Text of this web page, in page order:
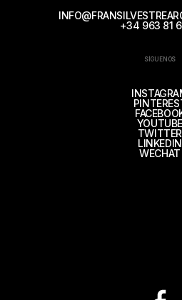
+34 963 81
SÍGUENOS
YOUTUBE
TWITTER
LINKEDIN
WECHAT